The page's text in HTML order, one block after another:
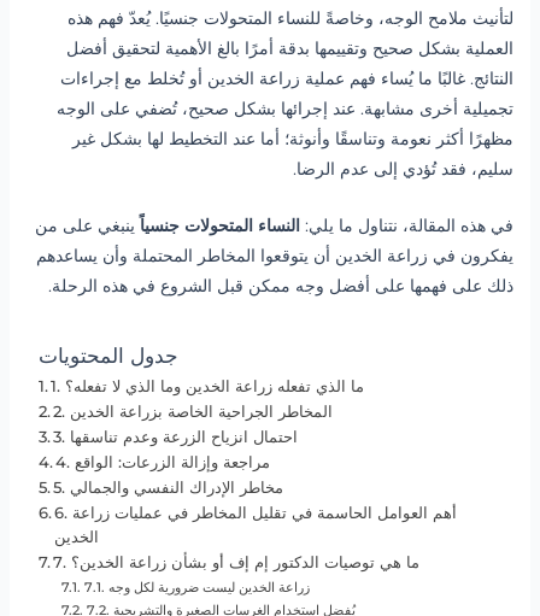
لتأنيث ملامح الوجه، وخاصةً للنساء المتحولات جنسيًا. يُعدّ فهم هذه
العملية بشكل صحيح وتقييمها بدقة أمرًا بالغ الأهمية لتحقيق أفضل
النتائج. غالبًا ما يُساء فهم عملية زراعة الخدين أو تُخلط مع إجراءات
تجميلية أخرى مشابهة. عند إجرائها بشكل صحيح، تُضفي على الوجه
مظهرًا أكثر نعومة وتناسقًا وأنوثة؛ أما عند التخطيط لها بشكل غير
سليم، فقد تُؤدي إلى عدم الرضا.
في هذه المقالة، نتناول ما يلي: النساء المتحولات جنسياًينبغي على من
يفكرون في زراعة الخدين أن يتوقعوا المخاطر المحتملة وأن يساعدهم
ذلك على فهمها على أفضل وجه ممكن قبل الشروع في هذه الرحلة.
جدول المحتويات
1. ما الذي تفعله زراعة الخدين وما الذي لا تفعله؟
2. المخاطر الجراحية الخاصة بزراعة الخدين
3. احتمال انزياح الزرعة وعدم تناسقها
4. مراجعة وإزالة الزرعات: الواقع
5. مخاطر الإدراك النفسي والجمالي
6. أهم العوامل الحاسمة في تقليل المخاطر في عمليات زراعة
الخدين
7. ما هي توصيات الدكتور إم إف أو بشأن زراعة الخدين؟
7.1. زراعة الخدين ليست ضرورية لكل وجه
7.2. يُفضل استخدام الغرسات الصغيرة والتشريحية